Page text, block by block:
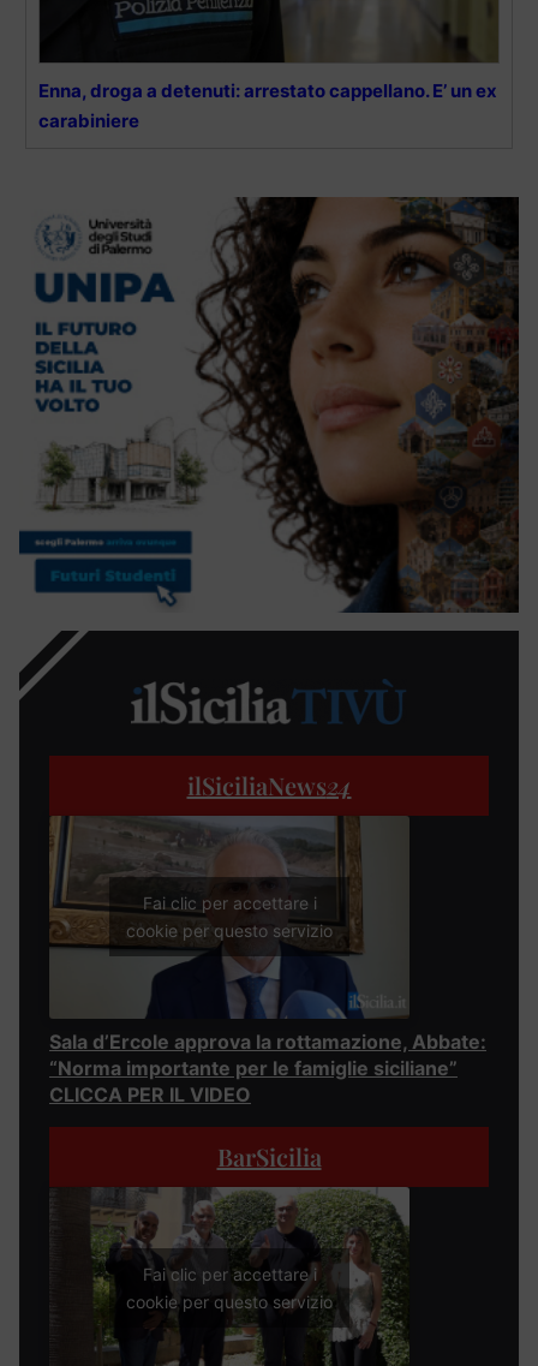
Enna, droga a detenuti: arrestato cappellano. E’ un ex
carabiniere
ilSiciliaNews24
Fai clic per accettare i
cookie per questo servizio
Sala d’Ercole approva la rottamazione, Abbate:
“Norma importante per le famiglie siciliane”
CLICCA PER IL VIDEO
BarSicilia
Fai clic per accettare i
cookie per questo servizio